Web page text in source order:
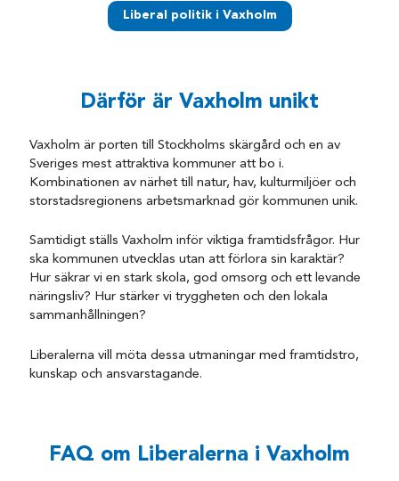
Liberal politik i Vaxholm
Därför är Vaxholm unikt
Vaxholm är porten till Stockholms skärgård och en av
Sveriges mest attraktiva kommuner att bo i.
Kombinationen av närhet till natur, hav, kulturmiljöer och
storstadsregionens arbetsmarknad gör kommunen unik.
Samtidigt ställs Vaxholm inför viktiga framtidsfrågor. Hur
ska kommunen utvecklas utan att förlora sin karaktär?
Hur säkrar vi en stark skola, god omsorg och ett levande
näringsliv? Hur stärker vi tryggheten och den lokala
sammanhållningen?
Liberalerna vill möta dessa utmaningar med framtidstro,
kunskap och ansvarstagande.
FAQ om Liberalerna i Vaxholm